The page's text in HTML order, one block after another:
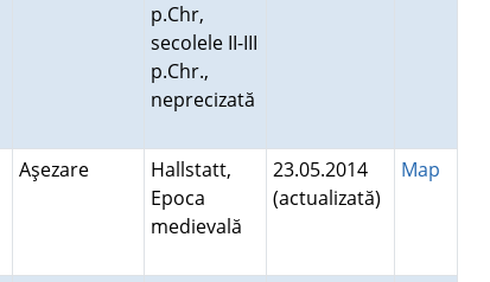
p.Chr,
secolele II-III
p.Chr.,
neprecizată
Aşezare
Hallstatt,
Epoca
medievală
23.05.2014
(actualizată)
Map